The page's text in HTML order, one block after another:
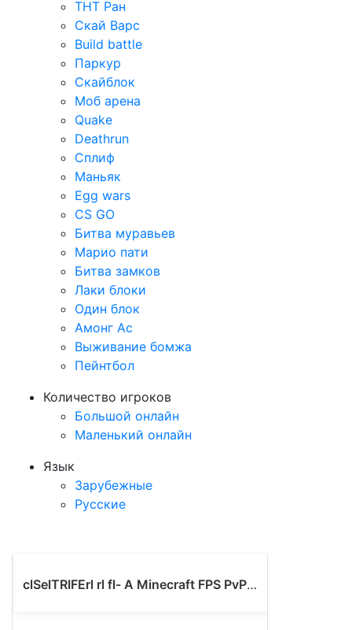
ТНТ Ран
Скай Варс
Build battle
Паркур
Скайблок
Моб арена
Quake
Deathrun
Сплиф
Маньяк
Egg wars
CS GO
Битва муравьев
Марио пати
Битва замков
Лаки блоки
Один блок
Амонг Ас
Выживание бомжа
Пейнтбол
Количество игроков
Большой онлайн
Маленький онлайн
Язык
Зарубежные
Русские
clSelTRIFErl rl fl- A Minecraft FPS PvP serverrClient version v.. - v..x